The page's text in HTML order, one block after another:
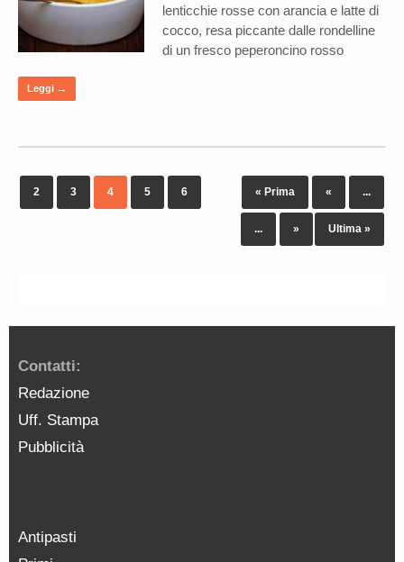
lenticchie rosse con arancia e latte di
cocco, resa piccante dalle rondelline
di un fresco peperoncino rosso
Leggi →
« Prima « ...
2 3 4 5 6
... » Ultima »
Contatti:
Redazione
Uff. Stampa
Pubblicità
Antipasti